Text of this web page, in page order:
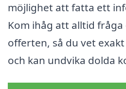
möjlighet att fatta ett
Kom ihåg att alltid
offerten, så du vet
och kan undvika dolda